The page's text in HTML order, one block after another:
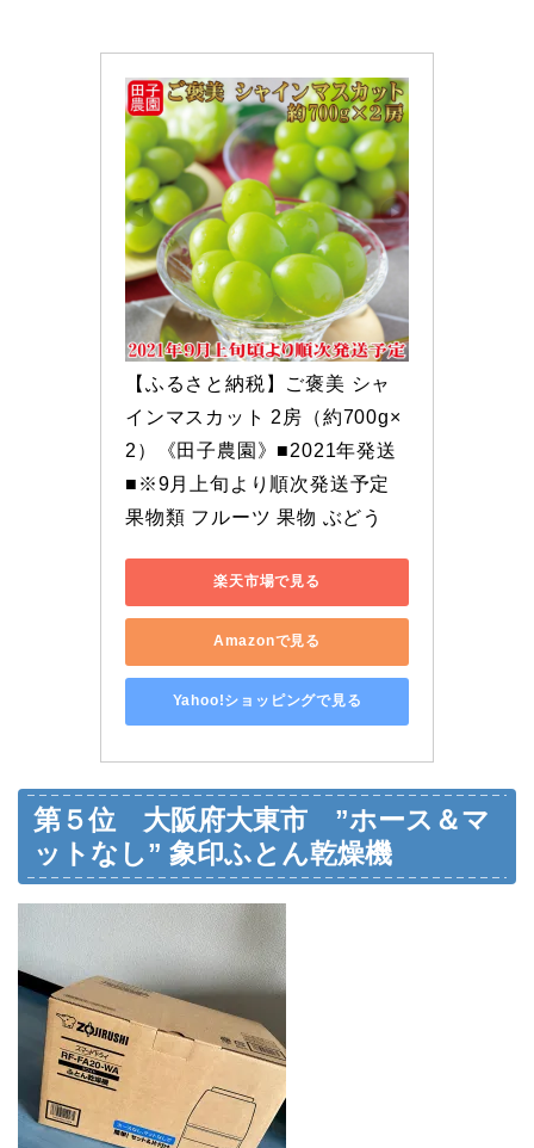
【ふるさと納税】ご褒美 シャ
インマスカット 2房（約700g×
2）《田子農園》■2021年発送
■※9月上旬より順次発送予定
果物類 フルーツ 果物 ぶどう
楽天市場で見る
Amazonで見る
Yahoo!ショッピングで見る
第５位 大阪府大東市 ”ホース＆マ
ットなし” 象印ふとん乾燥機